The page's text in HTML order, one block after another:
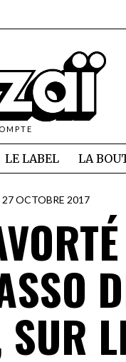
LE LABEL LA
27 OCTOBRE 2017